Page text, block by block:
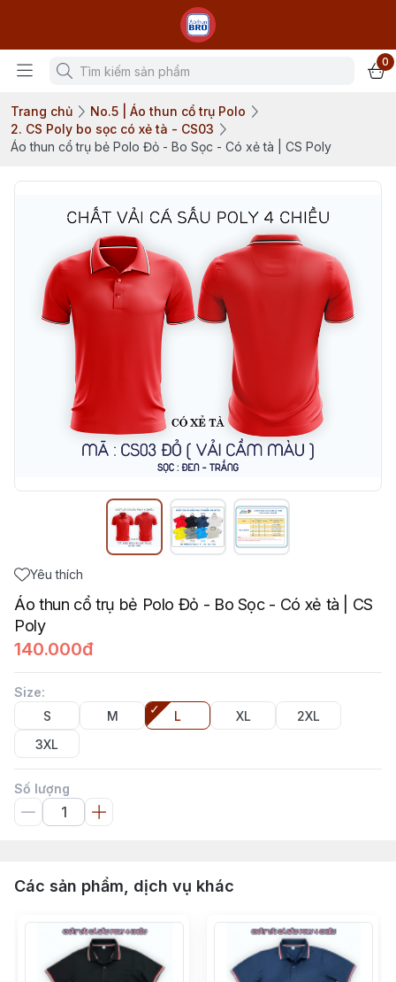
0
Trang chủ
No.5 | Áo thun cổ trụ Polo
2. CS Poly bo sọc có xẻ tà - CS03
Áo thun cổ trụ bẻ Polo Đỏ - Bo Sọc - Có xẻ tà | CS Poly
Yêu thích
Áo thun cổ trụ bẻ Polo Đỏ - Bo Sọc - Có xẻ tà | CS
Poly
140.000đ
Size:
S
M L XL
2XL
3XL
Số lượng
Các sản phẩm, dịch vụ khác